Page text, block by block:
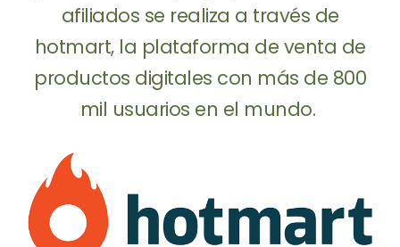
afiliados se realiza a través de
hotmart, la plataforma de venta de
productos digitales con más de 800
mil usuarios en el mundo.